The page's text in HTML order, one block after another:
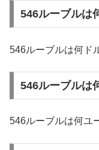
546ルーブルは
546ルーブルは何ド
546ルーブルは
546ルーブルは何ユ